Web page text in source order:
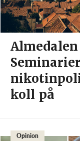
Almedalen
koll på
Opinion